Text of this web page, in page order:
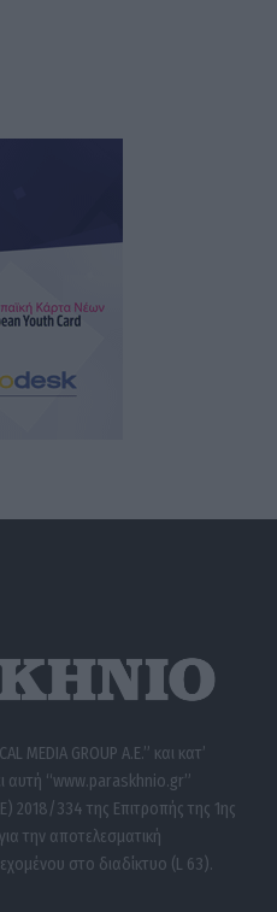
MEDIA GROUP A.E.” και κατ’
αυτή “www.paraskhnio.gr”
2018/334 της Επιτροπής της 1ης
την αποτελεσματική
στο διαδίκτυο (L 63).